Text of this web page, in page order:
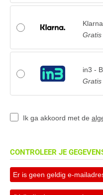
Gratis
in3 -
Gratis
Ik ga akkoord met de
CONTROLEER JE
Er is geen geldig e-